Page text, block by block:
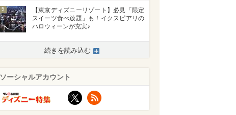
5
【東京ディズニーリゾート】必見「限定
スイーツ食べ放題」も！イクスピアリの
ハロウィーンが充実♪
続きを読み込む
ソーシャルアカウント
X